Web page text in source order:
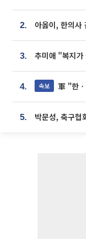
2.
3.
4. 속보 軍 "한ㆍ
5.